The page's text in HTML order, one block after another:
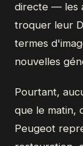
directe — les
troquer leur
termes
nouvelles
Pourtant,
que le matin,
Peugeot